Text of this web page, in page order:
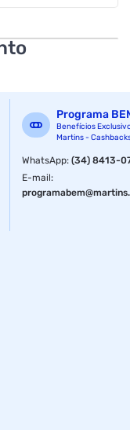
Programa
Benefícios
Martins -
WhatsApp:(34) 8413-
E-mail: